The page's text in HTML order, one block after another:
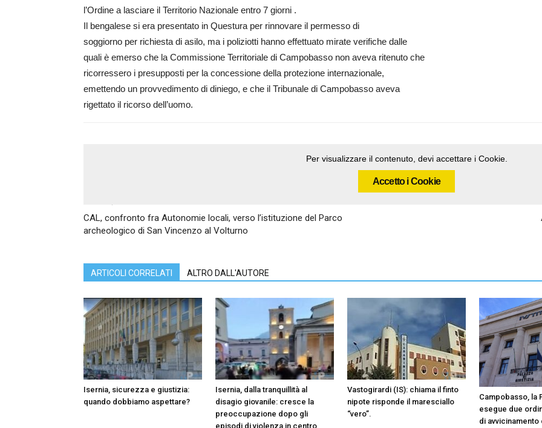
l’Ordine a lasciare il Territorio Nazionale entro 7 giorni .
Il bengalese si era presentato in Questura per rinnovare il permesso di
soggiorno per richiesta di asilo, ma i poliziotti hanno effettuato mirate verifiche dalle
quali è emerso che la Commissione Territoriale di Campobasso non aveva ritenuto che
ricorressero i presupposti per la concessione della protezione internazionale,
emettendo un provvedimento di diniego, e che il Tribunale di Campobasso aveva
rigettato il ricorso dell’uomo.
Per visualizzare il contenuto, devi accettare i Cookie.
Accetto i Cookie
CAL, confronto fra Autonomie locali, verso l’istituzione del Parco
archeologico di San Vincenzo al Volturno
ARTICOLI CORRELATI ALTRO DALL'AUTORE
Isernia, sicurezza e giustizia:
quando dobbiamo aspettare?
Isernia, dalla tranquillità al
disagio giovanile: cresce la
preoccupazione dopo gli
episodi di violenza in centro
Vastogirardi (IS): chiama il finto
nipote risponde il maresciallo
“vero”.
Campobasso, la
esegue due
di avvicinamento